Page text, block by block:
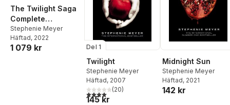
The Twilight Saga
Complete
Collection
Stephenie Meyer
Häftad, 2022
1 079 kr Del 1
Twilight
Stephenie Meyer
Häftad, 2007
4,0utav 5 stjärnor. Totalt antal röster:
(20)
145 kr
Midnight Sun
Stephenie Meyer
Häftad, 2021
142 kr